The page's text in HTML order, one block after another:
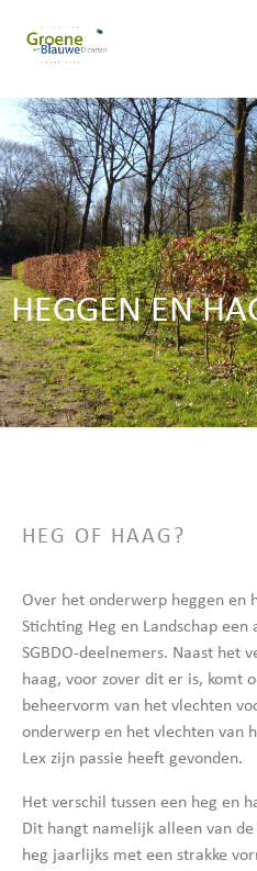
HEGGEN EN
HEG OF HAAG?
Over het onderwerp heggen en
Stichting Heg en Landschap
SGBDO-deelnemers. Naast het
haag, voor zover dit er is, komt
beheervorm van het vlechten
onderwerp en het vlechten van
Lex zijn passie heeft gevonden.
Het verschil tussen een heg en
Dit hangt namelijk alleen van
heg jaarlijks met een strakke